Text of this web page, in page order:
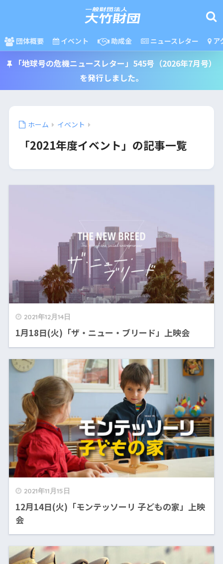
団体概要 イベント 助成金 ニュースレター ア
「地球号の危機ニュースレター」545号（2026年7月号）
を発行しました。
ホーム イベント
「2021年度イベント」の記事一覧
2021年12月14日
1月18日(火)「ザ・ニュー・ブリード」上映会
2021年11月15日
12月14日(火)「モンテッソーリ 子どもの家」上映
会